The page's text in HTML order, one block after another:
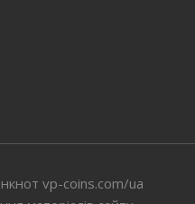
vp-coins.com/ua